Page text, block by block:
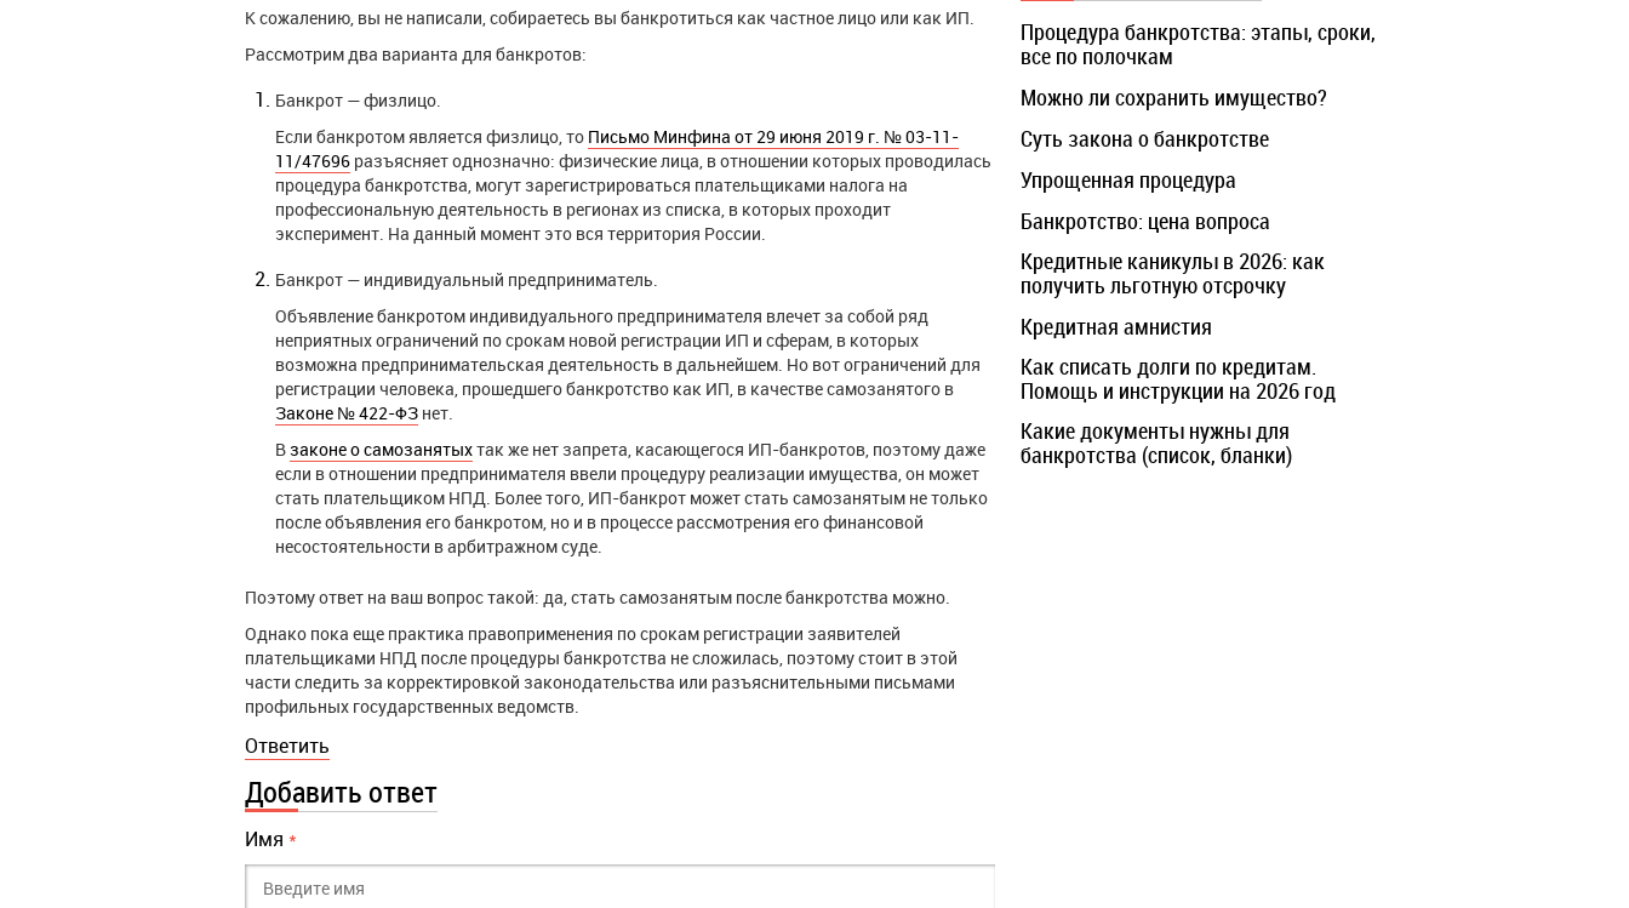
К сожалению, вы не написали, собираетесь вы банкротиться как частное лицо или как ИП.
Рассмотрим два варианта для банкротов:
Банкрот — физлицо.
Если банкротом является физлицо, то Письмо Минфина от 29 июня 2019 г. № 03-11-
11/47696 разъясняет однозначно: физические лица, в отношении которых проводилась
процедура банкротства, могут зарегистрироваться плательщиками налога на
профессиональную деятельность в регионах из списка, в которых проходит
эксперимент. На данный момент это вся территория России.
Банкрот — индивидуальный предприниматель.
Объявление банкротом индивидуального предпринимателя влечет за собой ряд
неприятных ограничений по срокам новой регистрации ИП и сферам, в которых
возможна предпринимательская деятельность в дальнейшем. Но вот ограничений для
регистрации человека, прошедшего банкротство как ИП, в качестве самозанятого в
Законе № 422-ФЗ нет.
В законе о самозанятыхтак же нет запрета, касающегося ИП-банкротов, поэтому даже
если в отношении предпринимателя ввели процедуру реализации имущества, он может
стать плательщиком НПД. Более того, ИП-банкрот может стать самозанятым не только
после объявления его банкротом, но и в процессе рассмотрения его финансовой
несостоятельности в арбитражном суде.
Поэтому ответ на ваш вопрос такой: да, стать самозанятым после банкротства можно.
Однако пока еще практика правоприменения по срокам регистрации заявителей
плательщиками НПД после процедуры банкротства не сложилась, поэтому стоит в этой
части следить за корректировкой законодательства или разъяснительными письмами
профильных государственных ведомств.
Ответить
Добавить ответ
Имя *
Процедура банкротства: этапы, сроки,
все по полочкам
Можно ли сохранить имущество?
Суть закона о банкротстве
Упрощенная процедура
Банкротство: цена вопроса
Кредитные каникулы в 2026: как
получить льготную отсрочку
Кредитная амнистия
Как списать долги по кредитам.
Помощь и инструкции на 2026 год
Какие документы нужны для
банкротства (список, бланки)